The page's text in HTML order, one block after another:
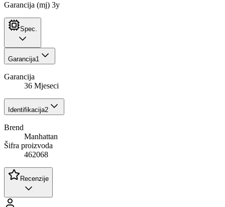
Garancija (mj) 3y
Spec.
Garancija1
Garancija
36 Mjeseci
Identifikacija2
Brend
Manhattan
Šifra proizvoda
462068
Recenzije